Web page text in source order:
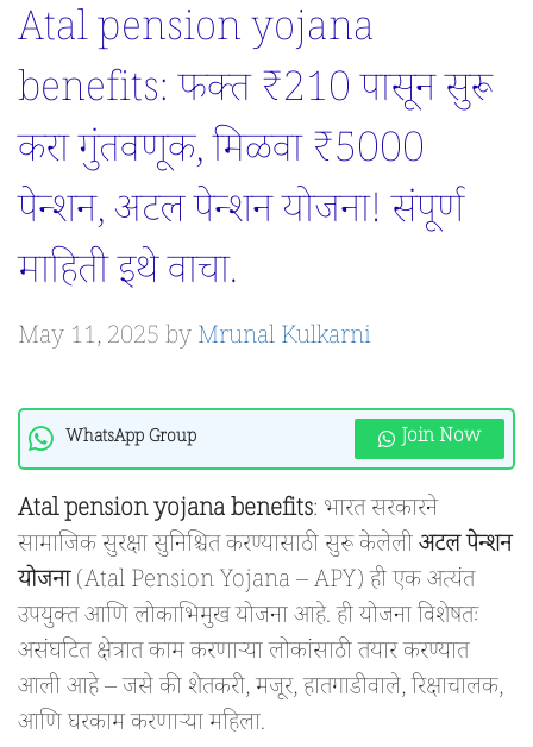
Atal pension yojana
benefits: फक्त ₹210 पासून सुरू
करा गुंतवणूक, मिळवा ₹5000
पेन्शन, अटल पेन्शन योजना! संपूर्ण
माहिती इथे वाचा.
May 11, 2025byMrunal Kulkarni
WhatsApp Group Join Now
Atal pension yojana benefits: भारत सरकारने
सामाजिक सुरक्षा सुनिश्चित करण्यासाठी सुरू केलेलीअटल पेन्शन
योजना(Atal Pension Yojana – APY) ही एक अत्यंत
उपयुक्त आणि लोकाभिमुख योजना आहे. ही योजना विशेषतः
असंघटित क्षेत्रात काम करणाऱ्या लोकांसाठी तयार करण्यात
आली आहे – जसे की शेतकरी, मजूर, हातगाडीवाले, रिक्षाचालक,
आणि घरकाम करणाऱ्या महिला.